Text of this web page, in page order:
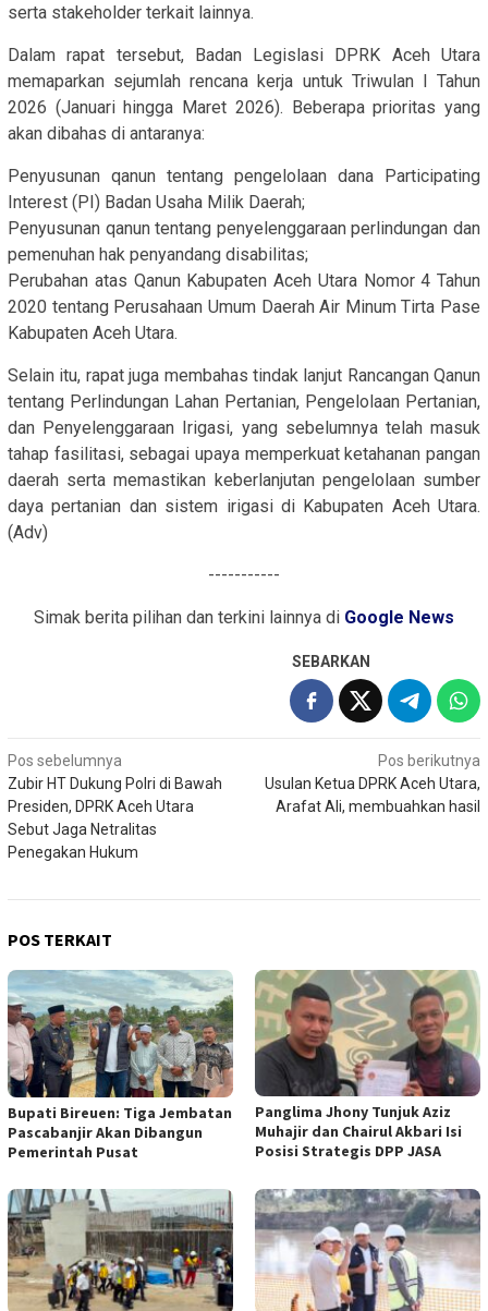
serta stakeholder terkait lainnya.
Dalam rapat tersebut, Badan Legislasi DPRK Aceh Utara
memaparkan sejumlah rencana kerja untuk Triwulan I Tahun
2026 (Januari hingga Maret 2026). Beberapa prioritas yang
akan dibahas di antaranya:
Penyusunan qanun tentang pengelolaan dana Participating
Interest (PI) Badan Usaha Milik Daerah;
Penyusunan qanun tentang penyelenggaraan perlindungan dan
pemenuhan hak penyandang disabilitas;
Perubahan atas Qanun Kabupaten Aceh Utara Nomor 4 Tahun
2020 tentang Perusahaan Umum Daerah Air Minum Tirta Pase
Kabupaten Aceh Utara.
Selain itu, rapat juga membahas tindak lanjut Rancangan Qanun
tentang Perlindungan Lahan Pertanian, Pengelolaan Pertanian,
dan Penyelenggaraan Irigasi, yang sebelumnya telah masuk
tahap fasilitasi, sebagai upaya memperkuat ketahanan pangan
daerah serta memastikan keberlanjutan pengelolaan sumber
daya pertanian dan sistem irigasi di Kabupaten Aceh Utara.
(Adv)
-----------
Simak berita pilihan dan terkini lainnya di Google News
SEBARKAN
Navigasi
pos
Pos sebelumnya
Zubir HT Dukung Polri di Bawah
Presiden, DPRK Aceh Utara
Sebut Jaga Netralitas
Penegakan Hukum
Pos berikutnya
Usulan Ketua DPRK Aceh Utara,
Arafat Ali, membuahkan hasil
POS TERKAIT
Bupati Bireuen: Tiga Jembatan
Pascabanjir Akan Dibangun
Pemerintah Pusat
Panglima Jhony Tunjuk Aziz
Muhajir dan Chairul Akbari Isi
Posisi Strategis DPP JASA